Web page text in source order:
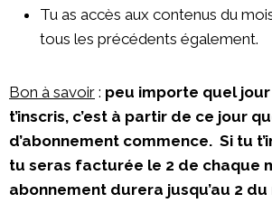
Tu as accès aux contenus du
tous les précédents également.
Bon à savoir : peu importe quel
t’inscris, c’est à partir de ce jour
d’abonnement commence. Si tu
tu seras facturée le 2 de chaque
abonnement durera jusqu’au 2